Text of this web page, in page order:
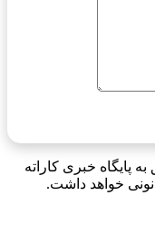
پایگاه خبری کاراته
خواهد داشت.